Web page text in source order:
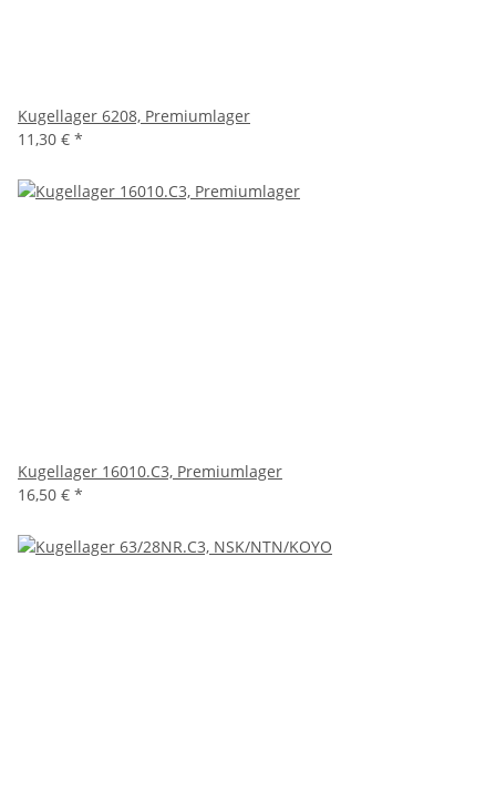
Kugellager 6208, Premiumlager
11,30 € *
Kugellager 16010.C3, Premiumlager
16,50 € *